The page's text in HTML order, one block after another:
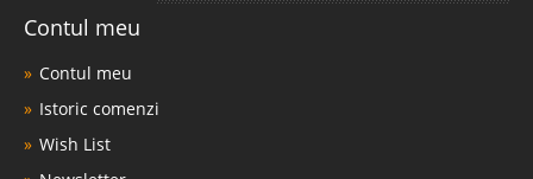
Contul meu
Contul meu
Istoric comenzi
Wish List